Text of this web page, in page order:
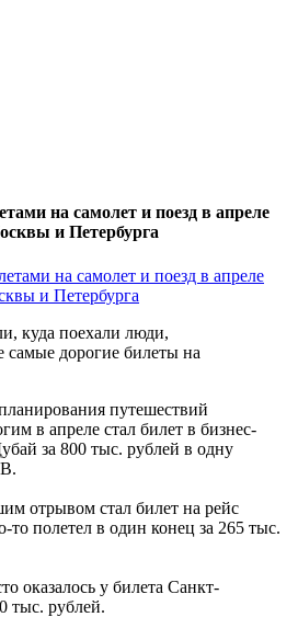
на самолет и поезд в апреле
и Петербурга
куда поехали люди,
самые дорогие билеты на
путешествий
в апреле стал билет в бизнес-
за 800 тыс. рублей в одну
отрывом стал билет на рейс
полетел в один конец за 265 тыс.
оказалось у билета Санкт-
тыс. рублей.